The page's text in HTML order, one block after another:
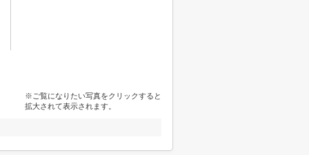
※ご覧になりたい写真をクリックすると
拡大されて表示されます。